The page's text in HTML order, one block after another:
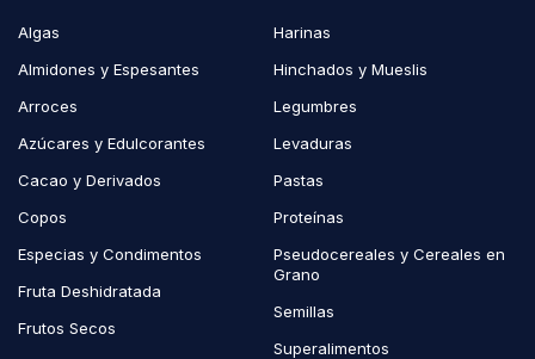
Algas
Almidones y Espesantes
Arroces
Azúcares y Edulcorantes
Cacao y Derivados
Copos
Especias y Condimentos
Fruta Deshidratada
Frutos Secos
Harinas
Hinchados y Mueslis
Legumbres
Levaduras
Pastas
Proteínas
Pseudocereales y Cereales en
Grano
Semillas
Superalimentos